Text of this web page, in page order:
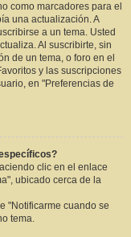
como marcadores para el
una actualización. A
a un tema. Usted
Al suscribirte, sin
de un tema, o foro en el
y las suscripciones
en "Preferencias de
clic en el enlace
ubicado cerca de la
"Notificarme cuando se
tema.